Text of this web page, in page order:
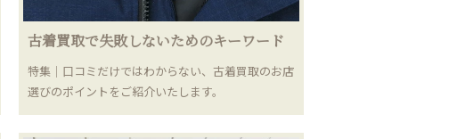
古着買取で失敗しないためのキーワード
特集｜口コミだけではわからない、古着買取のお店
選びのポイントをご紹介いたします。